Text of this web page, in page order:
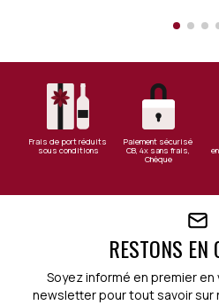
Frais de port réduits
sous conditions
Paiement sécurisé
CB, 4x sans frais,
Chèque
RESTONS EN
Soyez informé en premier
newsletter pour tout savoir sur